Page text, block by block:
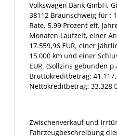
Volkswagen Bank GmbH,
38112 Braunschweig für :
Rate, 5,99 Prozent eff.
Monaten Laufzeit, einer
17.559,96 EUR, einer
15.000 km und einer
EUR. (Sollzins gebunden
Bruttokreditbetrag:
Nettokreditbetrag:
Zwischenverkauf und
Fahrzeugbeschreibung